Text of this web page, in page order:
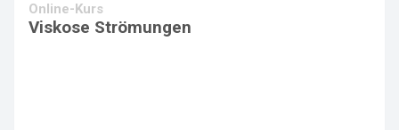
Online-Kurs
Viskose Strömungen